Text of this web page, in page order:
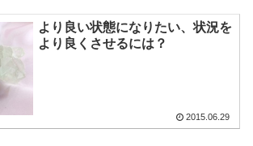
より良い状態になりたい、状況を
より良くさせるには？
2015.06.29